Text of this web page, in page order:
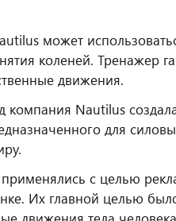
может
коленей. Тренажер
движения.
компания Nautilus
для
с целью
Их главной целью